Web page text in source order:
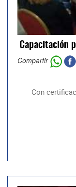
Capacitación
Compartir
Con